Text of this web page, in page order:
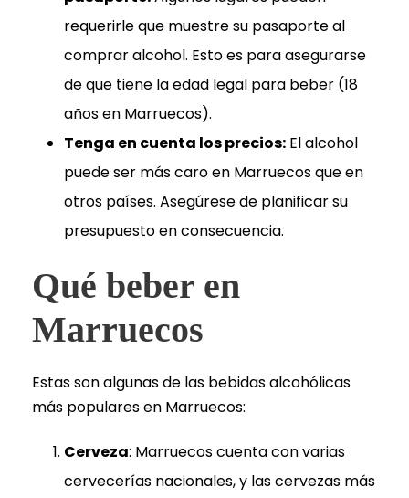
requerirle que muestre su pasaporte al
comprar alcohol. Esto es para asegurarse
de que tiene la edad legal para beber (18
años en Marruecos).
Tenga en cuenta los precios: El alcohol
puede ser más caro en Marruecos que en
otros países. Asegúrese de planificar su
presupuesto en consecuencia.
Qué beber en
Marruecos
Estas son algunas de las bebidas alcohólicas
más populares en Marruecos:
Cerveza: Marruecos cuenta con varias
cervecerías nacionales, y las cervezas más